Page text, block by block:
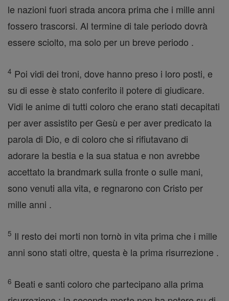
le nazioni fuori strada ancora prima che i mille anni
fossero trascorsi. Al termine di tale periodo dovrà
essere sciolto, ma solo per un breve periodo .
4 Poi vidi dei troni, dove hanno preso i loro posti, e
su di esse è stato conferito il potere di giudicare.
Vidi le anime di tutti coloro che erano stati decapitati
per aver assistito per Gesù e per aver predicato la
parola di Dio, e di coloro che si rifiutavano di
adorare la bestia e la sua statua e non avrebbe
accettato la brandmark sulla fronte o sulle mani,
sono venuti alla vita, e regnarono con Cristo per
mille anni .
5 Il resto dei morti non tornò in vita prima che i mille
anni sono stati oltre, questa è la prima risurrezione .
6 Beati e santi coloro che partecipano alla prima